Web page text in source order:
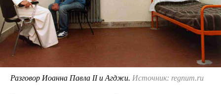
Разговор Иоанна Павла II и Агджи. Источник: regnum.ru